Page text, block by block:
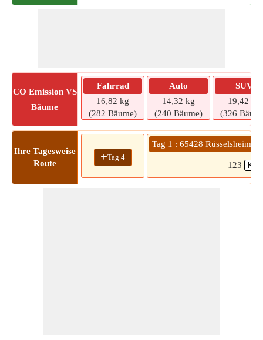
CO Emission VS
Bäume
Fahrrad
16,82 kg
(282 Bäume)
Auto
14,32 kg
(240 Bäume)
SUV
19,42 kg
(326
Ihre Tagesweise
Route
+Tag 4
Tag 1 : 65428 Rüsselsheim
123